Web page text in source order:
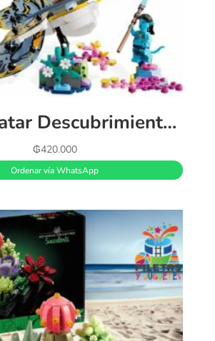
Lego Avatar Descubrimiento del Ilu
₲420.000
Ordenar vía WhatsApp